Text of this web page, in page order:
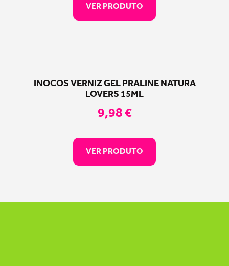
VER PRODUTO
INOCOS VERNIZ GEL PRALINE NATURA
LOVERS 15ML
9,98€
VER PRODUTO